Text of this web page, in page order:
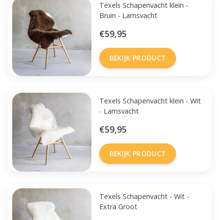
Texels Schapenvacht klein -
Bruin - Lamsvacht
€59,95
BEKIJK PRODUCT
Texels Schapenvacht klein - Wit
- Lamsvacht
€59,95
BEKIJK PRODUCT
Texels Schapenvacht - Wit -
Extra Groot